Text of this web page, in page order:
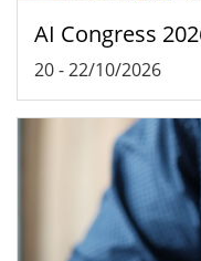
AI Congress
20-22/10/2026